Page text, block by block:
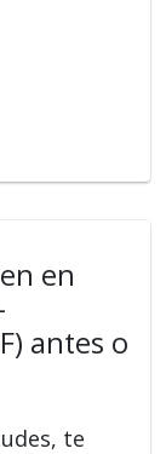
en
antes o
te